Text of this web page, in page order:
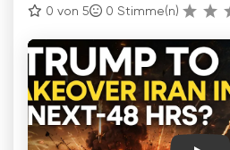
0 von 5
0 Stimme(n)